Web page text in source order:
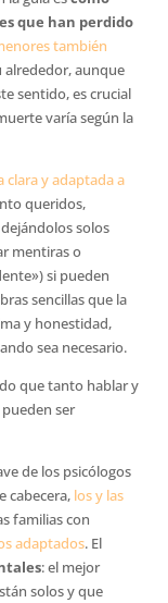
que han perdido
también
alrededor, aunque
sentido, es crucial
varía según la
clara y adaptada a
queridos,
solos
mentiras o
si pueden
sencillas que la
y honestidad,
sea necesario.
que tanto hablar y
ser
de los psicólogos
cabecera, los y las
familias con
adaptados. El
: el mejor
solos y que